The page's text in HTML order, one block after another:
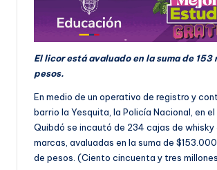
El licor está avaluado en la suma de 153
pesos.
En medio de un operativo de registro y
barrio la Yesquita, la Policía Nacional, en
Quibdó se incautó de 234 cajas de
marcas, avaluadas en la suma de
de pesos. (Ciento cincuenta y tres